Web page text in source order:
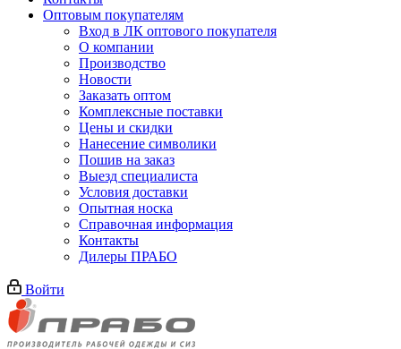
Оптовым покупателям
Вход в ЛК оптового покупателя
О компании
Производство
Новости
Заказать оптом
Комплексные поставки
Цены и скидки
Нанесение символики
Пошив на заказ
Выезд специалиста
Условия доставки
Опытная носка
Справочная информация
Контакты
Дилеры ПРАБО
Войти